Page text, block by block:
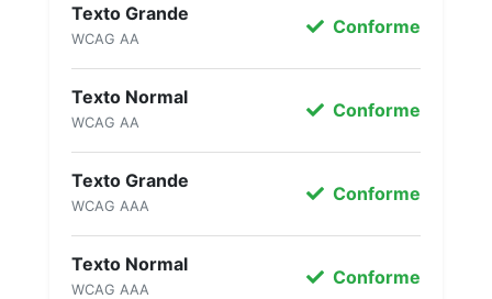
Texto Grande
WCAG AA
Conforme
Texto Normal
WCAG AA
Conforme
Texto Grande
WCAG AAA
Conforme
Texto Normal
WCAG AAA
Conforme